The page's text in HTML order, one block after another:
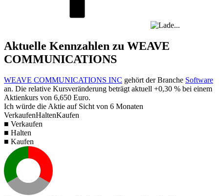
Aktuelle Kennzahlen zu WEAVE
COMMUNICATIONS
WEAVE COMMUNICATIONS INC gehört der Branche Software
an. Die relative Kursveränderung beträgt aktuell +0,30 % bei einem
Aktienkurs von 6,650 Euro.
Ich würde die Aktie auf Sicht von 6 Monaten
VerkaufenHaltenKaufen
■ Verkaufen
■ Halten
■ Kaufen